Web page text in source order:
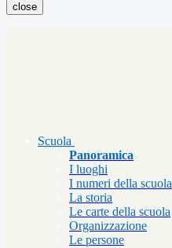
close
Scuola
Panoramica
I luoghi
I numeri della scuola
La storia
Le carte della scuola
Organizzazione
Le persone